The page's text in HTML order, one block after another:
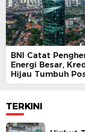
BNI Catat
Energi Besar,
Hijau Tumbuh
TERKINI